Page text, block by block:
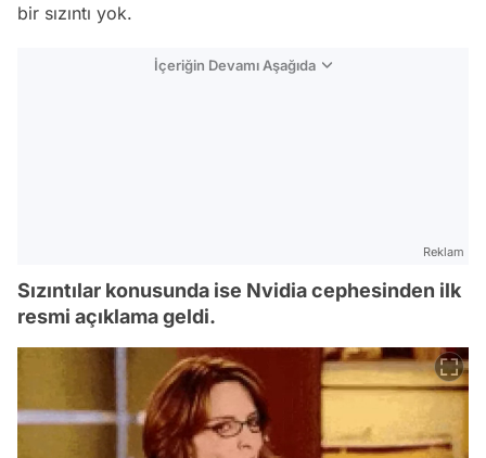
bir sızıntı yok.
İçeriğin Devamı Aşağıda
Reklam
Sızıntılar konusunda ise Nvidia cephesinden ilk
resmi açıklama geldi.